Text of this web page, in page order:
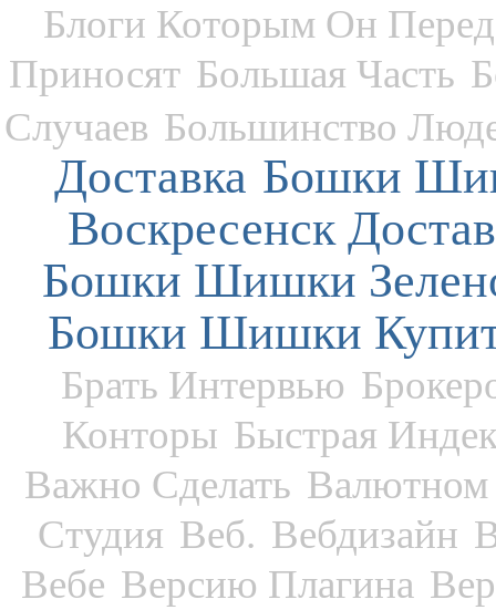
Блоги Которым Он
Приносят Большая Часть
Случаев Большинство
Доставка Бошки
Воскресенск
Бошки Шишки
Бошки Шишки
Брать Интервью
Конторы Быстрая
Важно Сделать
Студия Веб. Вебдизайн
Вебе Версию Плагина